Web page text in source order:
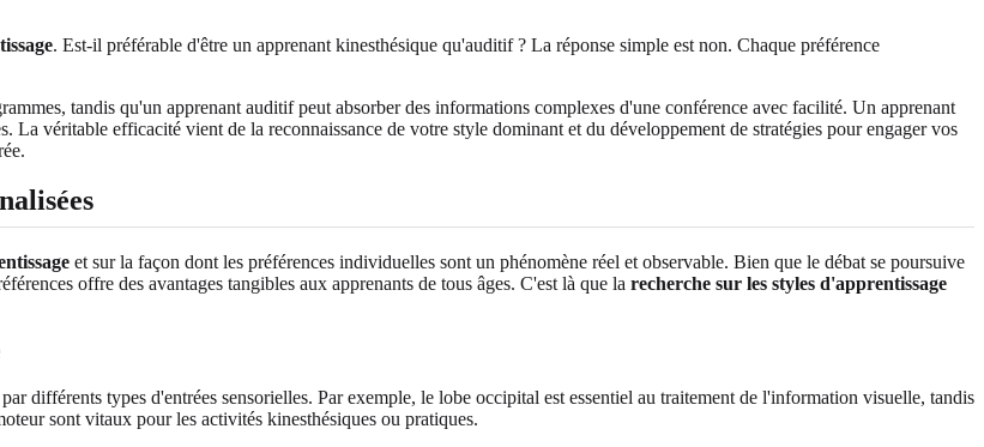
. Est-il préférable d'être un apprenant kinesthésique qu'auditif ? La réponse simple est non. Chaque préférence
tandis qu'un apprenant auditif peut absorber des informations complexes d'une conférence avec facilité. Un apprenant
La véritable efficacité vient de la reconnaissance de votre style dominant et du développement de stratégies pour engager vos
et sur la façon dont les préférences individuelles sont un phénomène réel et observable. Bien que le débat se poursuive
offre des avantages tangibles aux apprenants de tous âges. C'est là que la recherche sur les styles d'apprentissage
différents types d'entrées sensorielles. Par exemple, le lobe occipital est essentiel au traitement de l'information visuelle, tandis
sont vitaux pour les activités kinesthésiques ou pratiques.